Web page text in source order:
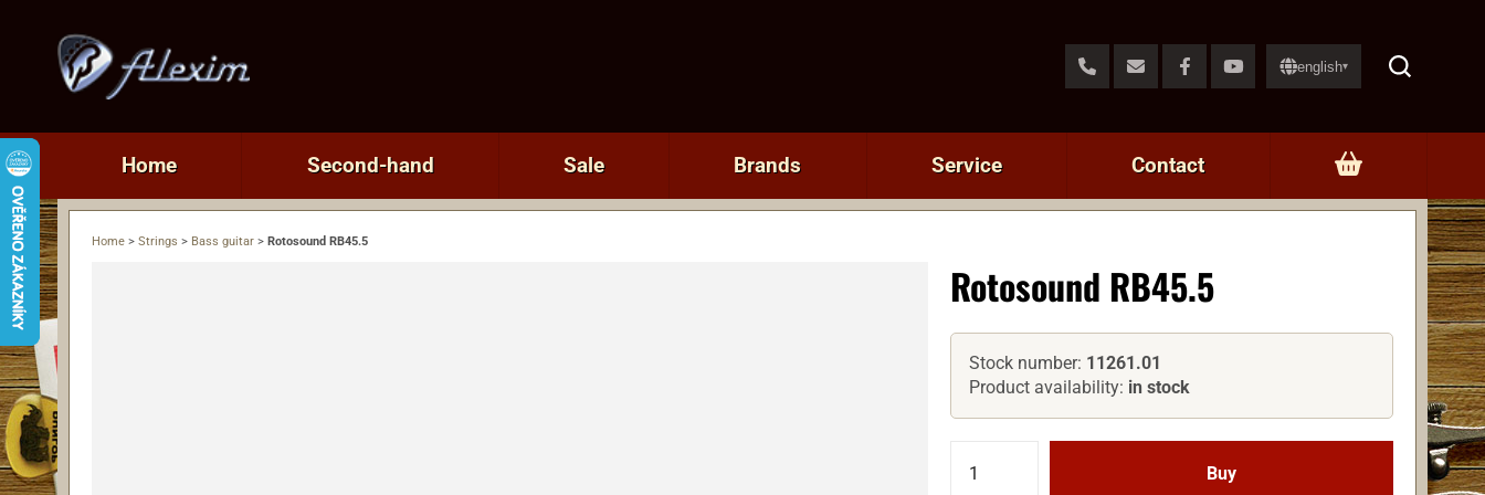
english▾
Home Second-hand Sale Brands Service Contact
Home > Strings > Bass guitar > Rotosound RB45.5
Rotosound RB45.5
Stock number: 11261.01
Product availability: in stock